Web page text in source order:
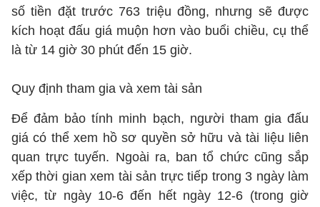
số tiền đặt trước 763 triệu đồng, nhưng sẽ được
kích hoạt đấu giá muộn hơn vào buổi chiều, cụ thể
là từ 14 giờ 30 phút đến 15 giờ.
Quy định tham gia và xem tài sản
Để đảm bảo tính minh bạch, người tham gia đấu
giá có thể xem hồ sơ quyền sở hữu và tài liệu liên
quan trực tuyến. Ngoài ra, ban tổ chức cũng sắp
xếp thời gian xem tài sản trực tiếp trong 3 ngày làm
việc, từ ngày 10-6 đến hết ngày 12-6 (trong giờ